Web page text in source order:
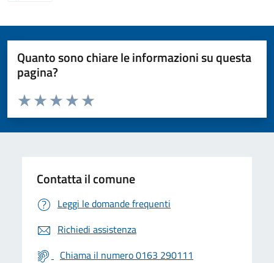
Quanto sono chiare le informazioni su questa
pagina?
Valuta da 1 a 5 stelle la pagina
Valuta 5 stelle su 5
Valuta 4 stelle su 5
Valuta 3 stelle su 5
Valuta 2 stelle su 5
Valuta 1 stelle su 5
Contatta il comune
Leggi le domande frequenti
Richiedi assistenza
Chiama il numero 0163 290111